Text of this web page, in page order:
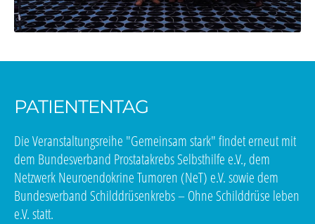
PATIENTENTAG
Die Veranstaltungsreihe "Gemeinsam stark" findet erneut mit
dem Bundesverband Prostatakrebs Selbsthilfe e.V., dem
Netzwerk Neuroendokrine Tumoren (NeT) e.V. sowie dem
Bundesverband Schilddrüsenkrebs – Ohne Schilddrüse leben
e.V. statt.